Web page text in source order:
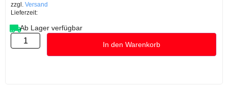
zzgl. Versand
Lieferzeit:
Ab Lager verfügbar
In den Warenkorb